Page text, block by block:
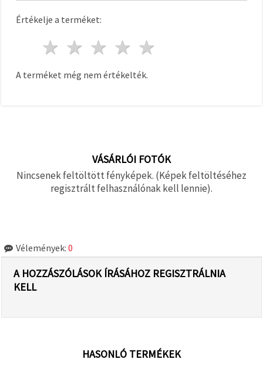
Értékelje a terméket:
4 csillagok
3 csillagok
2 csillagok
1 csillag
A terméket még nem értékelték.
VÁSÁRLÓI FOTÓK
Nincsenek feltöltött fényképek. (Képek feltöltéséhez
regisztrált felhasználónak kell lennie).
Vélemények: 0
A HOZZÁSZÓLÁSOK ÍRÁSÁHOZ REGISZTRÁLNIA
KELL
HASONLÓ TERMÉKEK